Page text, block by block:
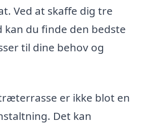
Ved at skaffe dig tre
du finde den bedste
til dine behov og
er ikke blot en
Det kan